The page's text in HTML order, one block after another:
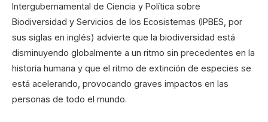
Intergubernamental de Ciencia y Política sobre
Biodiversidad y Servicios de los Ecosistemas (IPBES, por
sus siglas en inglés) advierte que la biodiversidad está
disminuyendo globalmente a un ritmo sin precedentes en la
historia humana y que el ritmo de extinción de especies se
está acelerando, provocando graves impactos en las
personas de todo el mundo.